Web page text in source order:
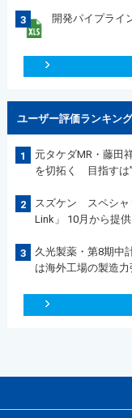
3 開発パイプライ
ユーザー評価ランキング
1
元タケダMR・藤田
を切拓く 目指すは
2
スズケン スペシャ
Link」 10月から提
3
久光製薬・第8期
は海外工場の製造